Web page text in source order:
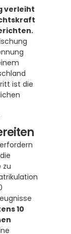
verleiht
ist die
zu
10